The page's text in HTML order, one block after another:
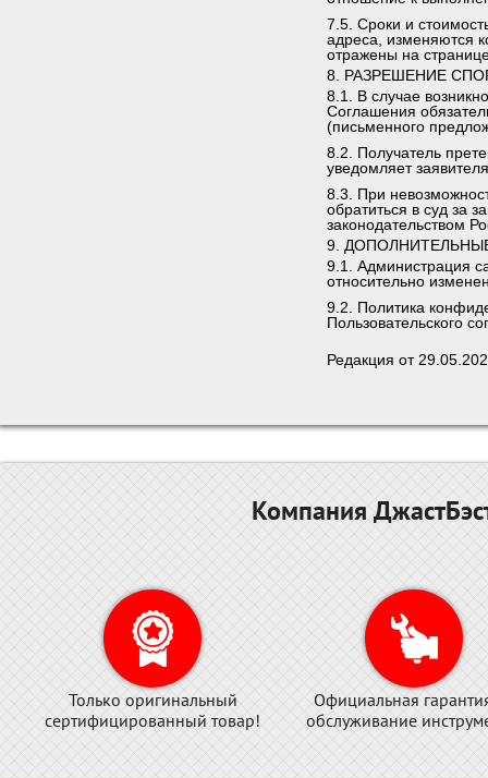
7.5. Сроки и
адреса, изменяются
отражены на
8. РАЗРЕШЕНИЕ
8.1. В случае
Соглашения
(письменного
8.2. Получатель
уведомляет
8.3. При
обратиться в суд за
законодательством
9.
9.1. Администрация
относительно
9.2. Политика
Пользовательского
Редакция от
Компания
Только оригинальный
сертифицированный товар!
Официальная
обслуживание